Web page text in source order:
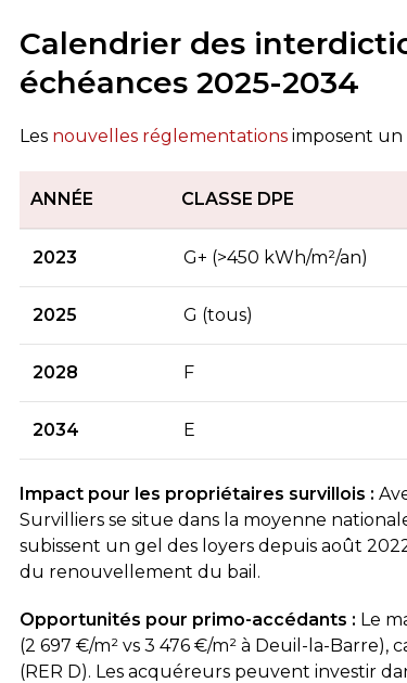
rapidement mon dossier. Je recommande
sans hésiter.
Calendrier des
échéances 2025-2034
Les nouvelles réglementations imposent un
ANNÉE CLASSE DPE
2023 G+ (>450 kWh/m²/an)
2025 G (tous)
2028 F
2034 E
Impact pour les propriétaires survillois :
Survilliers se situe dans la moyenne
subissent un gel des loyers depuis août
du renouvellement du bail.
Opportunités pour primo-accédants : Le
(2 697 €/m² vs 3 476 €/m² à Deuil-la-
(RER D). Les acquéreurs peuvent investir